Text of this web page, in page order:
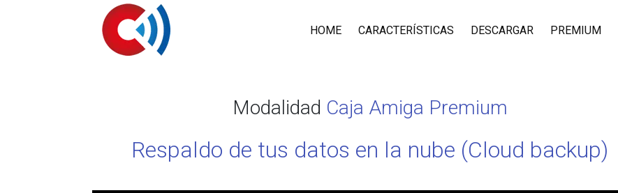
HOME CARACTERÍSTICAS DESCARGAR PREMIUM
Modalidad Caja Amiga Premium
Respaldo de tus datos en la nube (Cloud backup)